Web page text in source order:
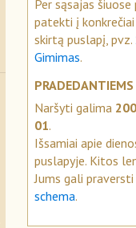
Per sąsajas
patekti į
skirtą puslapį, pvz.
Gimimas.
PRADEDANTIEMS
Naršyti galima
01.
Išsamiai apie
puslapyje. Kitos
Jums gali praversti
schema.